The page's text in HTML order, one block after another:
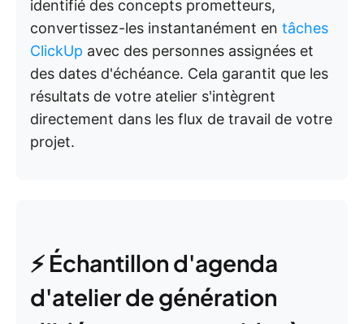
identifié des concepts prometteurs,
convertissez-les instantanément en tâches
ClickUp avec des personnes assignées et
des dates d'échéance. Cela garantit que les
résultats de votre atelier s'intègrent
directement dans les flux de travail de votre
projet.
⚡️ Échantillon d'agenda
d'atelier de génération